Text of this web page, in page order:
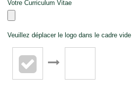
Votre Curriculum Vitae
Veuillez déplacer le logo dans le cadre vide